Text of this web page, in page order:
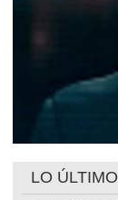
LO ÚLTIMO